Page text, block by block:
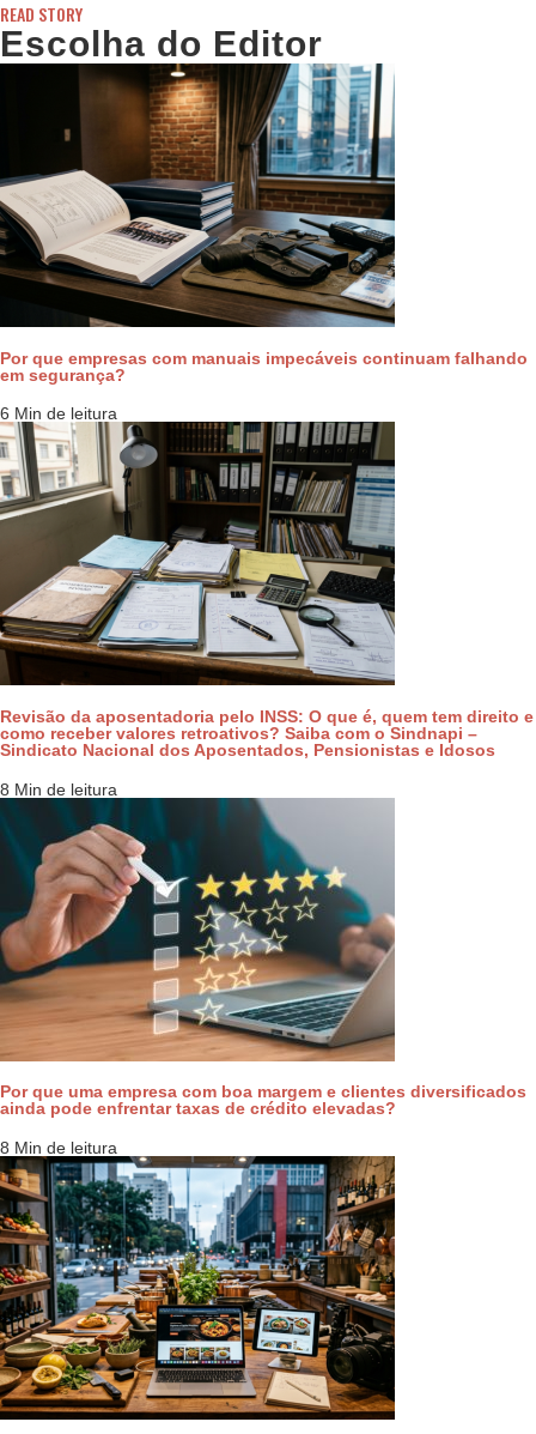
READ STORY
Escolha do Editor
Por que empresas com manuais impecáveis continuam falhando
em segurança?
6 Min de leitura
Revisão da aposentadoria pelo INSS: O que é, quem tem direito e
como receber valores retroativos? Saiba com o Sindnapi –
Sindicato Nacional dos Aposentados, Pensionistas e Idosos
8 Min de leitura
Por que uma empresa com boa margem e clientes diversificados
ainda pode enfrentar taxas de crédito elevadas?
8 Min de leitura